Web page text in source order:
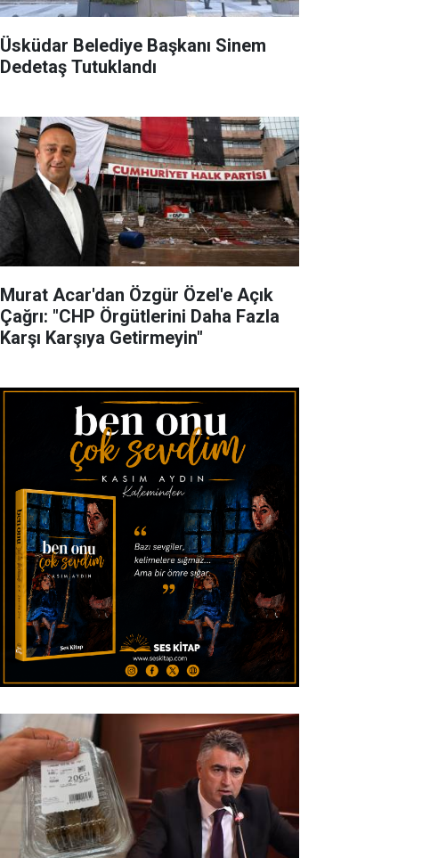
Üsküdar Belediye Başkanı Sinem
Dedetaş Tutuklandı
Murat Acar'dan Özgür Özel'e Açık
Çağrı: "CHP Örgütlerini Daha Fazla
Karşı Karşıya Getirmeyin"